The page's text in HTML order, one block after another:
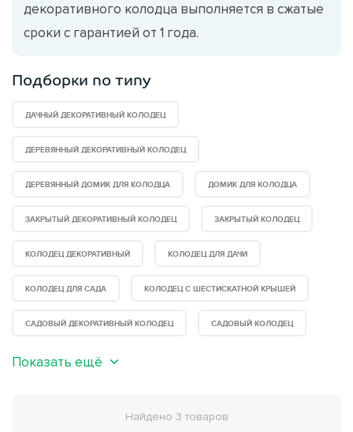
декоративного колодца выполняется в сжатые
сроки с гарантией от 1 года.
Подборки по типу
ДАЧНЫЙ ДЕКОРАТИВНЫЙ КОЛОДЕЦ
ДЕРЕВЯННЫЙ ДЕКОРАТИВНЫЙ КОЛОДЕЦ
ДЕРЕВЯННЫЙ ДОМИК ДЛЯ КОЛОДЦА ДОМИК ДЛЯ КОЛОДЦА
ЗАКРЫТЫЙ ДЕКОРАТИВНЫЙ КОЛОДЕЦ ЗАКРЫТЫЙ КОЛОДЕЦ
КОЛОДЕЦ ДЕКОРАТИВНЫЙ КОЛОДЕЦ ДЛЯ ДАЧИ
КОЛОДЕЦ ДЛЯ САДА КОЛОДЕЦ С ШЕСТИСКАТНОЙ КРЫШЕЙ
САДОВЫЙ ДЕКОРАТИВНЫЙ КОЛОДЕЦ САДОВЫЙ КОЛОДЕЦ
Показать ещё
Найдено 3 товаров